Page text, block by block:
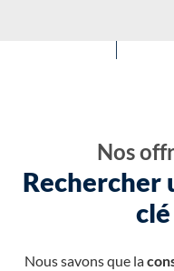
Nos
Rechercher
Nous savons que la